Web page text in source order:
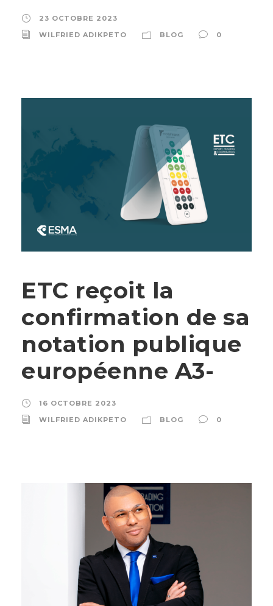
23 OCTOBRE 2023
WILFRIED ADIKPETO
BLOG 0
ETC reçoit la
confirmation de sa
notation publique
européenne A3-
16 OCTOBRE 2023
WILFRIED ADIKPETO
BLOG 0